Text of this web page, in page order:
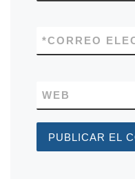
CORREO
*
WEB